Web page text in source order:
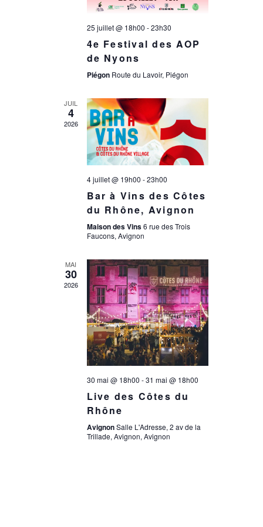
e
e
t
n
a
v
i
a
t
i
o
n
d
v
u
e
s
é
è
n
e
m
e
t
25 juillet @ 18h00 -23h30
4e Festival des AOP
de Nyons
Piégon Route du Lavoir, Piégon
JUIL
4
2026
4 juillet @ 19h00 -23h00
Bar à Vins des Côtes
du Rhône, Avignon
Maison des Vins6 rue des Trois
Faucons, Avignon
MAI
30
2026
30 mai @ 18h00 -31 mai @ 18h00
Live des Côtes du
Rhône
AvignonSalle L'Adresse, 2 av de la
Trillade, Avignon, Avignon